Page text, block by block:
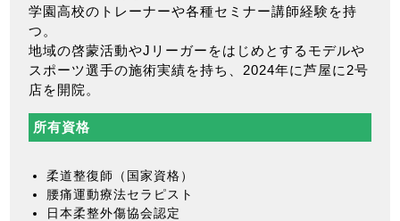
学園高校のトレーナーや各種セミナー講師経験を持
つ。
地域の啓蒙活動やJリーガーをはじめとするモデルや
スポーツ選手の施術実績を持ち、2024年に芦屋に2号
店を開院。
所有資格
柔道整復師（国家資格）
腰痛運動療法セラピスト
日本柔整外傷協会認定